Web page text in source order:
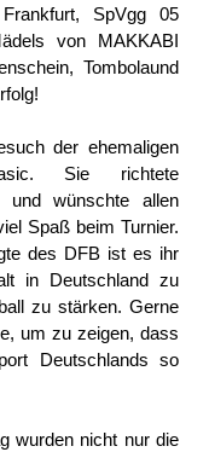
SpVgg 05
von MAKKABI
Tombolaund
der ehemaligen
Sie richtete
und wünschte allen
Spaß beim Turnier.
des DFB ist es ihr
in Deutschland zu
zu stärken. Gerne
um zu zeigen, dass
Deutschlands so
wurden nicht nur die